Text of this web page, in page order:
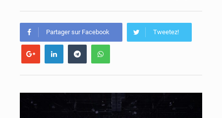
Partager sur Facebook Tweetez!